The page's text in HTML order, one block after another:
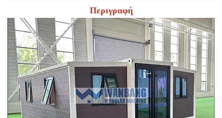
Περιγραφή